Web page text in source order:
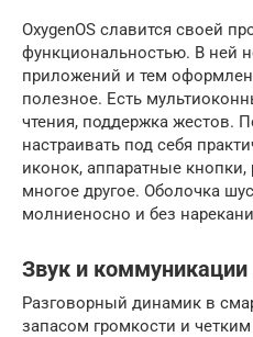
OxygenOS славится своей
функциональностью. В ней
приложений и тем
полезное. Есть
чтения, поддержка жестов.
настраивать под себя
иконок, аппаратные
многое другое. Оболочка
молниеносно и без
Звук и коммуникации
Разговорный динамик в
запасом громкости и